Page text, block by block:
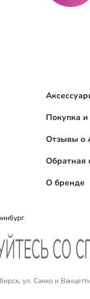
Покупка и
Отзывы о
Обратная
О бренде
.
СО
ул. Сакко и